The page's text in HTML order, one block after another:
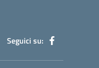
Seguici su: